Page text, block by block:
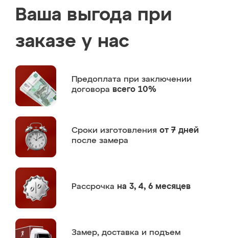
Ваша выгода при
заказе у нас
Предоплата при заключении
договора всего 10%
Сроки изготовления от 7 дней
после замера
Рассрочка на 3, 4, 6 месяцев
Замер, доставка и подъем